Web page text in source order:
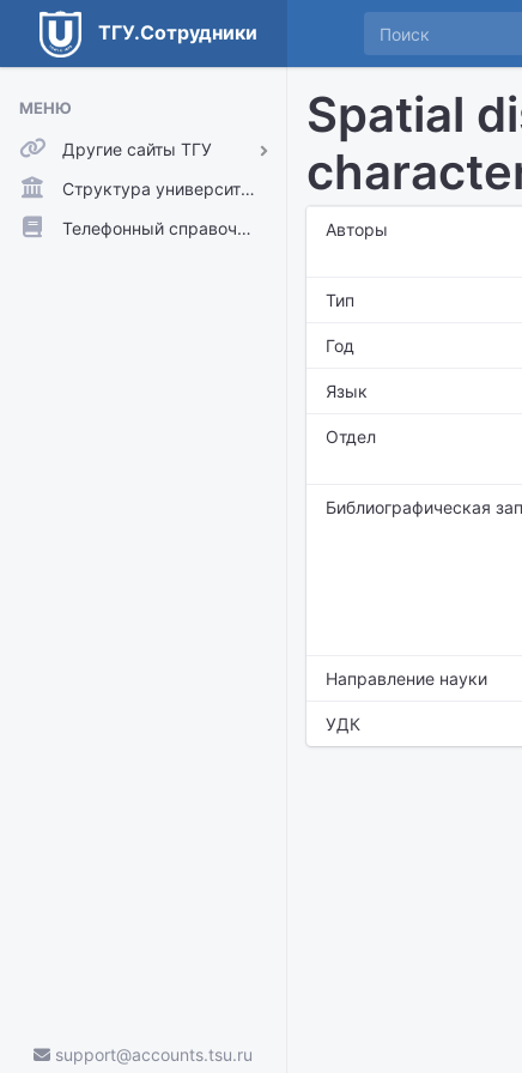
ТГУ.Сотрудники
МЕНЮ
Другие сайты ТГУ
ТГУ.Аккаунты
ТГУ.Расписание
Структура университета
Телефонный справочник
support@accounts.tsu.ru
Spatial
Авторы
Тип
Год
Язык
Отдел
Библиографическая
Направление науки
УДК